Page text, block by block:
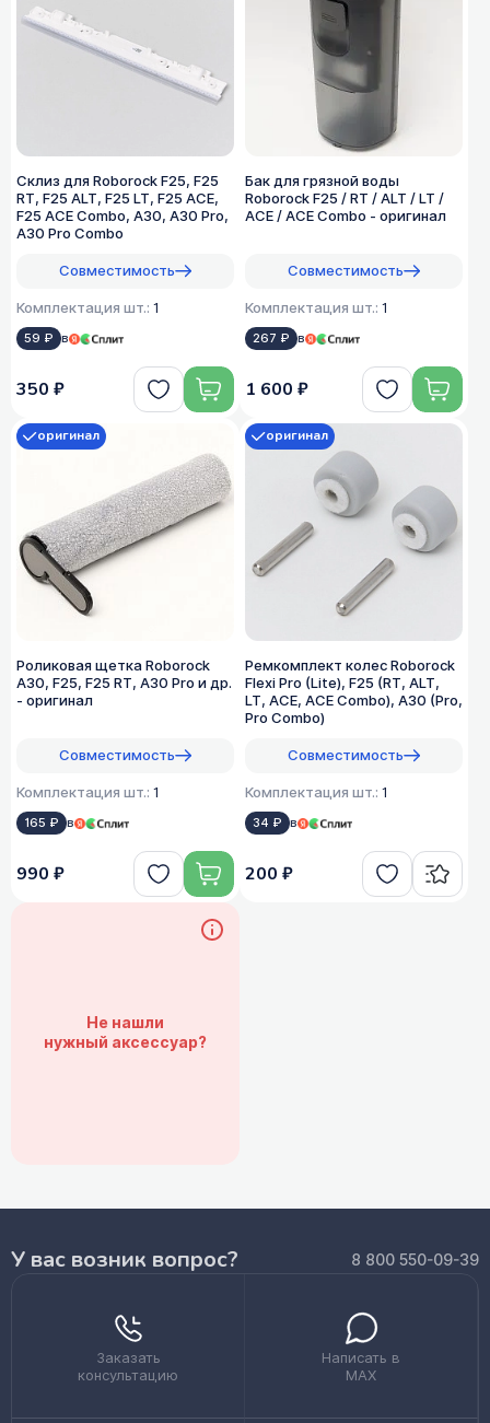
Склиз для Roborock F25, F25
RT, F25 ALT, F25 LT, F25 ACE,
F25 ACE Combo, A30, A30 Pro,
A30 Pro Combo
Совместимость
Комплектация шт.: 1
59 ₽ в
350 ₽
Бак для грязной воды
Roborock F25 / RT / ALT / LT /
ACE / ACE Combo - оригинал
Совместимость
Комплектация шт.: 1
267 ₽ в
1 600 ₽
Роликовая щетка Roborock
A30, F25, F25 RT, A30 Pro и др.
- оригинал
Совместимость
Комплектация шт.: 1
165 ₽ в
оригинал
990 ₽
Ремкомплект колес Roborock
Flexi Pro (Lite), F25 (RT, ALT,
LT, ACE, ACE Combo), A30 (Pro,
Pro Combo)
Совместимость
Комплектация шт.: 1
34 ₽ в
оригинал
200 ₽
Не нашли
нужный аксессуар?
У вас возник вопрос? 8 800 550-09-39
Заказать
консультацию
Написать в
MAX